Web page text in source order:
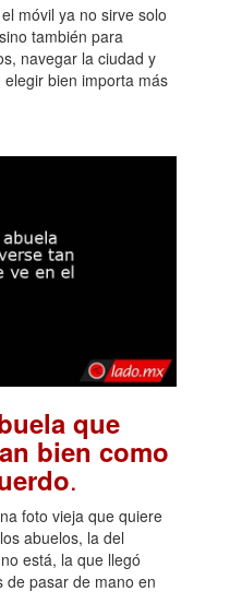
móvil ya no sirve solo
también para
navegar la ciudad y
bien importa más
que
bien como
.
foto vieja que quiere
abuelos, la del
está, la que llegó
de pasar de mano en